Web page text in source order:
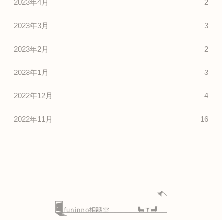
2023年4月 2
2023年3月 3
2023年2月 2
2023年1月 3
2022年12月 4
2022年11月 16